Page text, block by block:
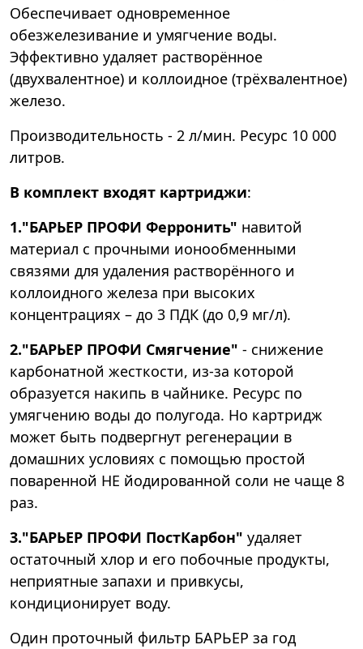
Обеспечивает одновременное
обезжелезивание и умягчение воды.
Эффективно удаляет растворённое
(двухвалентное) и коллоидное (трёхвалентное)
железо.
Производительность - 2 л/мин. Ресурс 10 000
литров.
В комплект входят картриджи:
1."БАРЬЕР ПРОФИ Ферронить" навитой
материал с прочными ионообменными
связями для удаления растворённого и
коллоидного железа при высоких
концентрациях – до 3 ПДК (до 0,9 мг/л).
2."БАРЬЕР ПРОФИ Смягчение" - снижение
карбонатной жесткости, из-за которой
образуется накипь в чайнике. Ресурс по
умягчению воды до полугода. Но картридж
может быть подвергнут регенерации в
домашних условиях с помощью простой
поваренной НЕ йодированной соли не чаще 8
раз.
3."БАРЬЕР ПРОФИ ПостКарбон" удаляет
остаточный хлор и его побочные продукты,
неприятные запахи и привкусы,
кондиционирует воду.
Один проточный фильтр БАРЬЕР за год